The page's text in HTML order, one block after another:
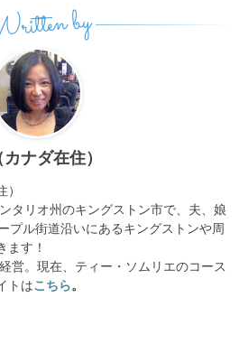
by
ナダ在住）
）
タリオ州のキングストン市で、夫、娘
プル街道沿いにあるキングストンや周
ます！
営。現在、ティー・ソムリエのコース
トはこちら。